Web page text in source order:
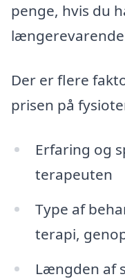
penge, hvis du
Der er flere
prisen på
Erfaring og
terapeuten
Type af
terapi,
Længden af